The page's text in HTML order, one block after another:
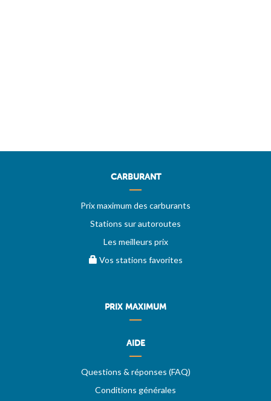
CARBURANT
Prix maximum des carburants
Stations sur autoroutes
Les meilleurs prix
Vos stations favorites
PRIX MAXIMUM
AIDE
Questions & réponses (FAQ)
Conditions générales